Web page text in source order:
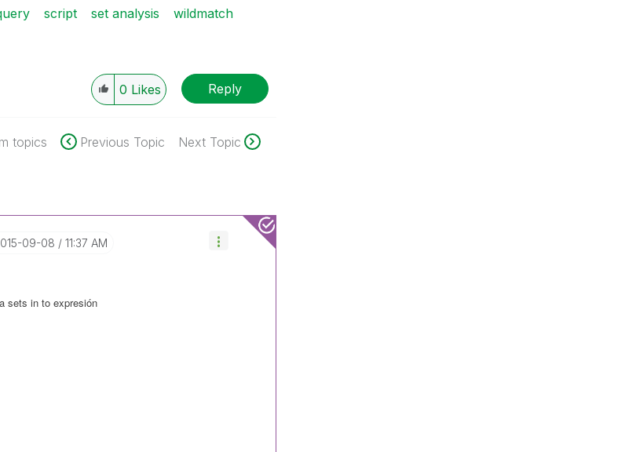
script set analysis wildmatch
0 Likes Reply
topics Previous Topic Next Topic
09-08 11:37 AM
sets in to expresión